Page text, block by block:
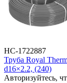
НС-1722887
Труба Royal
d16×2.2, (240)
Авторизуйтесь,